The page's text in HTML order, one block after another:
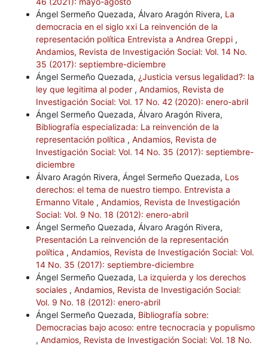
Ángel Sermeño Quezada, Álvaro Aragón Rivera, La
democracia en el siglo xxi La reinvención de la
representación política Entrevista a Andrea Greppi ,
Andamios, Revista de Investigación Social: Vol. 14 No.
35 (2017): septiembre-diciembre
Ángel Sermeño Quezada, ¿Justicia versus legalidad?: la
ley que legitima al poder , Andamios, Revista de
Investigación Social: Vol. 17 No. 42 (2020): enero-abril
Ángel Sermeño Quezada, Álvaro Aragón Rivera,
Bibliografía especializada: La reinvención de la
representación política , Andamios, Revista de
Investigación Social: Vol. 14 No. 35 (2017): septiembre-
diciembre
Álvaro Aragón Rivera, Ángel Sermeño Quezada, Los
derechos: el tema de nuestro tiempo. Entrevista a
Ermanno Vitale , Andamios, Revista de Investigación
Social: Vol. 9 No. 18 (2012): enero-abril
Ángel Sermeño Quezada, Álvaro Aragón Rivera,
Presentación La reinvención de la representación
política , Andamios, Revista de Investigación Social: Vol.
14 No. 35 (2017): septiembre-diciembre
Ángel Sermeño Quezada, La izquierda y los derechos
sociales , Andamios, Revista de Investigación Social:
Vol. 9 No. 18 (2012): enero-abril
Ángel Sermeño Quezada, Bibliografía sobre:
Democracias bajo acoso: entre tecnocracia y populismo
, Andamios, Revista de Investigación Social: Vol. 18 No.